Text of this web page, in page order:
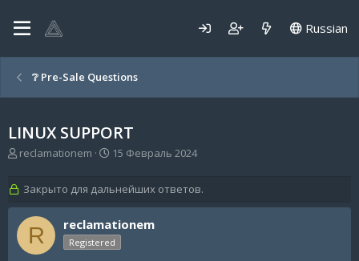
Russian
❔ Pre-Sale Questions
LINUX SUPPORT
А
о
р
т
м
reclamationem
Д
а
н
а
ч
а
15 Февраль 2024
Закрыто для дальнейших ответов.
R reclamationem
Registered